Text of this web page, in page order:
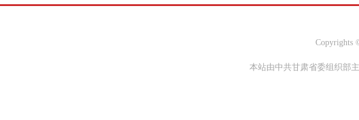
Copyrights
本站由中共甘肃省委组织部